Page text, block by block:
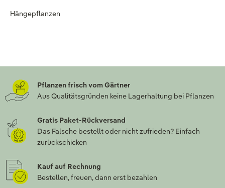
Hängepflanzen
Pflanzen frisch vom Gärtner
Aus Qualitätsgründen keine Lagerhaltung bei Pflanzen
Gratis Paket-Rückversand
Das Falsche bestellt oder nicht zufrieden? Einfach
zurückschicken
Kauf auf Rechnung
Bestellen, freuen, dann erst bezahlen